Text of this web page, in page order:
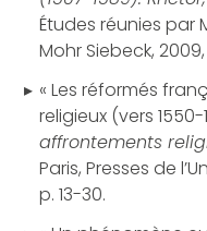
Études réunies par
Mohr Siebeck,
« Les réformés
religieux (vers
affrontements
Paris, Presses de
p. 13-30.